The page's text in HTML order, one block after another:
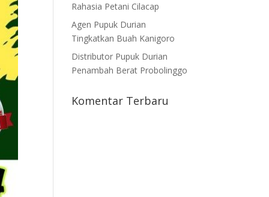
Rahasia Petani Cilacap
Agen Pupuk Durian
Tingkatkan Buah Kanigoro
Distributor Pupuk Durian
Penambah Berat Probolinggo
Komentar Terbaru